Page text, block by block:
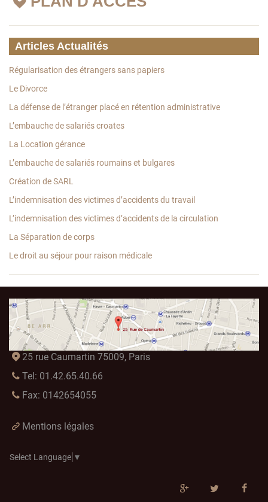
Articles Actualités
Régularisation des étrangers sans papiers
Le Divorce
La défense de l’étranger placé en rétention administrative
L’embauche de salariés croates
La Location gérance
L’embauche de salariés roumains et bulgares
Création de SARL
L’indemnisation des victimes d’accidents du travail
L’indemnisation des victimes d’accidents de la circulation
La Séparation de corps
Le droit au séjour pour raison médicale
25 rue Caumartin 75009, Paris
Tel: 01.42.65.40.66
Fax: 0142654055
Mentions légales
Select Language ▼